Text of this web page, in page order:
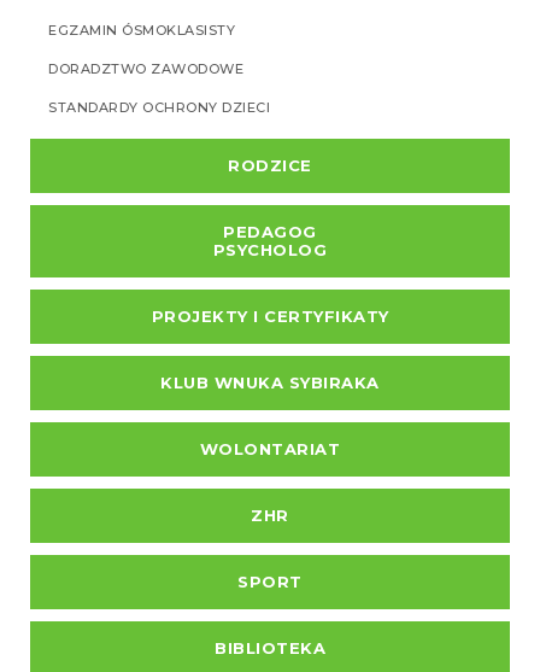
EGZAMIN ÓSMOKLASISTY
DORADZTWO ZAWODOWE
STANDARDY OCHRONY DZIECI
RODZICE
PEDAGOG
PSYCHOLOG
PROJEKTY I CERTYFIKATY
KLUB WNUKA SYBIRAKA
WOLONTARIAT
ZHR
SPORT
BIBLIOTEKA